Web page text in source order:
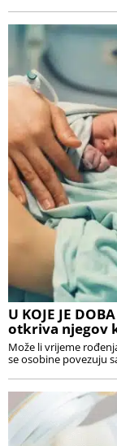
U KOJE JE
otkriva njegov
Može li vrijeme
se osobine povezuju